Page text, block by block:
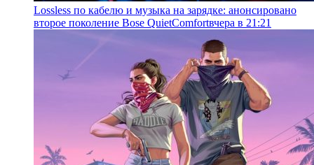
Lossless по кабелю и музыка на зарядке: анонсировано
второе поколение Bose QuietComfortвчера в 21:21